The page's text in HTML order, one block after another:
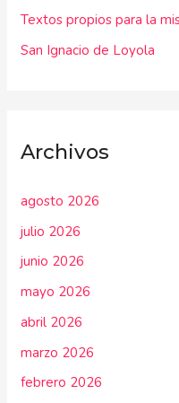
:Textos propios para la
San Ignacio de Loyola
Archivos
agosto 2026
julio 2026
junio 2026
mayo 2026
abril 2026
marzo 2026
febrero 2026